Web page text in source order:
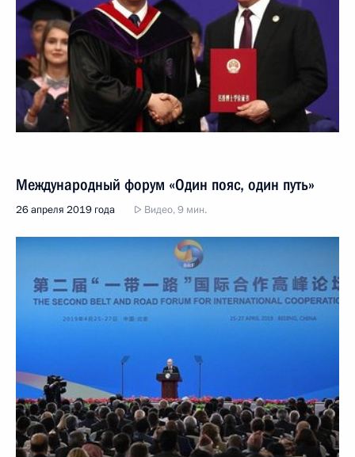
Международный форум «Один пояс, один путь»
26 апреля 2019 года Видео, 9 мин.